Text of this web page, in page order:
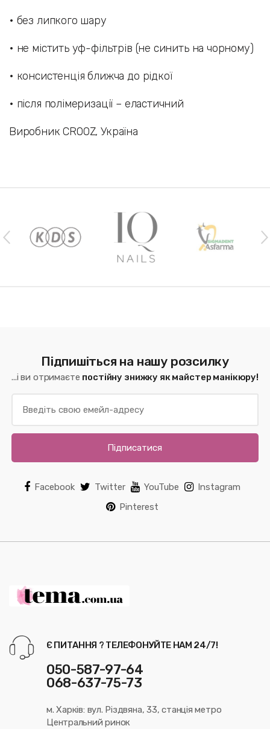
• без липкого шару
• не містить уф-фільтрів (не синить на чорному)
• консистенція ближча до рідкої
• після полімеризації – еластичний
Виробник CROOZ, Україна
Підпишіться на нашу розсилку
...і ви отримаєте постійну знижку як майстер манікюру!
Підписатися
Facebook Twitter YouTube
Instagram
Pinterest
Є ПИТАННЯ ? ТЕЛЕФОНУЙТЕ НАМ 24/7!
050-587-97-64
068-637-75-73
м. Харків: вул. Різдвяна, 33, станція метро
Центральний ринок